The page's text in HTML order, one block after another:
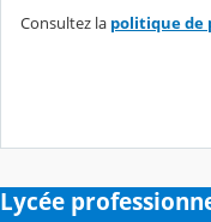
Consultez la politique de
Lycée